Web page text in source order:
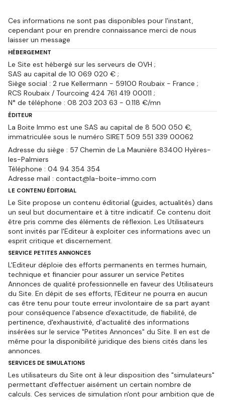
Ces informations ne sont pas disponibles pour l'instant,
cependant pour en prendre connaissance merci de nous
laisser un message
HÉBERGEMENT
Le Site est hébergé sur les serveurs de OVH ;
SAS au capital de 10 069 020 € ;
Siège social : 2 rue Kellermann - 59100 Roubaix - France ;
RCS Roubaix / Tourcoing 424 761 419 00011 ;
N° de téléphone : 08 203 203 63 - 0.118 €/mn
ÉDITEUR
La Boite Immo est une SAS au capital de 8 500 050 €,
immatriculée sous le numéro SIRET 509 551 339 00062
Adresse du siège : 57 Chemin de La Maunière 83400 Hyères-
les-Palmiers
Téléphone : 04 94 354 354
Adresse mail : contact@la-boite-immo.com
LE CONTENU ÉDITORIAL
Le Site propose un contenu éditorial (guides, actualités) dans
un seul but documentaire et à titre indicatif. Ce contenu doit
être pris comme des éléments de réflexion. Les Utilisateurs
sont invités par l'Editeur à exploiter ces informations avec un
esprit critique et discernement.
SERVICE PETITES ANNONCES
L'Editeur déploie des efforts permanents en termes humain,
technique et financier pour assurer un service Petites
Annonces de qualité professionnelle en faveur des Utilisateurs
du Site. En dépit de ses efforts, l'Editeur ne pourra en aucun
cas être tenu pour toute erreur involontaire de sa part ayant
pour conséquence l'absence d'exactitude, de fiabilité, de
pertinence, d'exhaustivité, d'actualité des informations
insérées sur le service "Petites Annonces" du Site. Il en est de
même pour la disponibilité juridique des biens cités dans les
annonces.
SERVICES DE SIMULATIONS
Les utilisateurs du Site ont à leur disposition des "simulateurs"
permettant d'effectuer aisément un certain nombre de
calculs. Ces services de simulation n'ont pour ambition que de